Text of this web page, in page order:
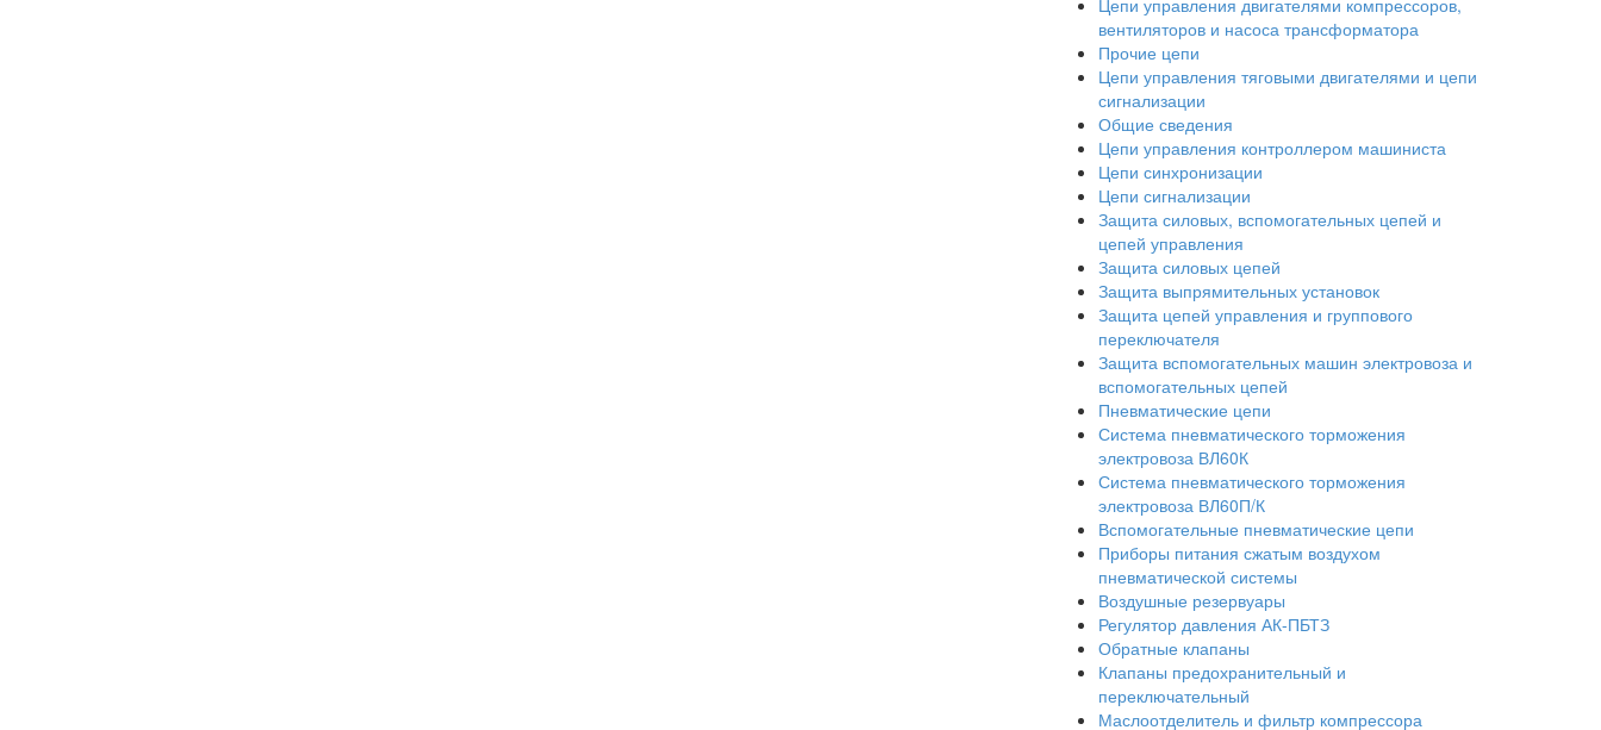
Цепи управления двигателями компрессоров,
вентиляторов и насоса трансформатора
Прочие цепи
Цепи управления тяговыми двигателями и цепи
сигнализации
Общие сведения
Цепи управления контроллером машиниста
Цепи синхронизации
Цепи сигнализации
Защита силовых, вспомогательных цепей и
цепей управления
Защита силовых цепей
Защита выпрямительных установок
Защита цепей управления и группового
переключателя
Защита вспомогательных машин электровоза и
вспомогательных цепей
Пневматические цепи
Система пневматического торможения
электровоза ВЛ60К
Система пневматического торможения
электровоза ВЛ60П/К
Вспомогательные пневматические цепи
Приборы питания сжатым воздухом
пневматической системы
Воздушные резервуары
Регулятор давления АК-ПБТЗ
Обратные клапаны
Клапаны предохранительный и
переключательный
Маслоотделитель и фильтр компрессора